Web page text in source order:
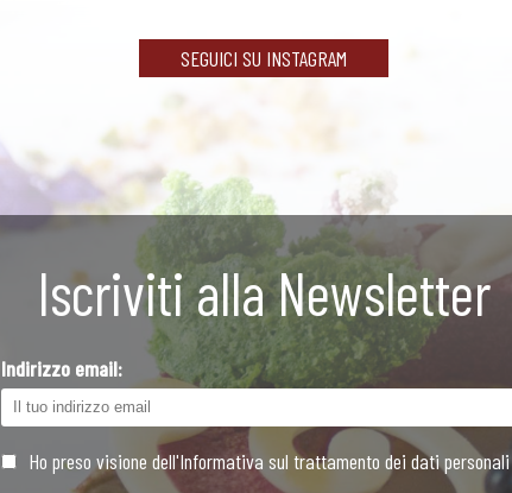
SEGUICI SU INSTAGRAM
Iscriviti alla Newsletter
Indirizzo email:
Ho preso visione dell'Informativa sul trattamento dei dati personali